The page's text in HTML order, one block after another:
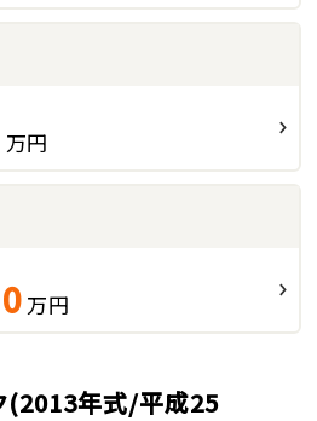
万円
万円
(2013年式/平成25